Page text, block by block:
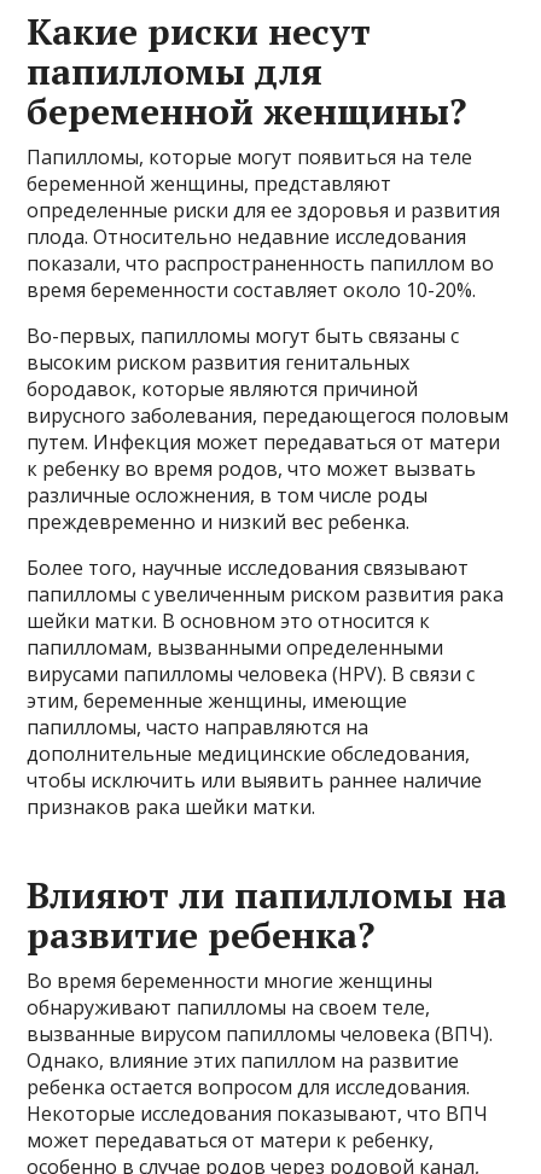
Какие риски несут
папилломы для
беременной женщины?
Папилломы, которые могут появиться на теле
беременной женщины, представляют
определенные риски для ее здоровья и развития
плода. Относительно недавние исследования
показали, что распространенность папиллом во
время беременности составляет около 10-20%.
Во-первых, папилломы могут быть связаны с
высоким риском развития генитальных
бородавок, которые являются причиной
вирусного заболевания, передающегося половым
путем. Инфекция может передаваться от матери
к ребенку во время родов, что может вызвать
различные осложнения, в том числе роды
преждевременно и низкий вес ребенка.
Более того, научные исследования связывают
папилломы с увеличенным риском развития рака
шейки матки. В основном это относится к
папилломам, вызванными определенными
вирусами папилломы человека (HPV). В связи с
этим, беременные женщины, имеющие
папилломы, часто направляются на
дополнительные медицинские обследования,
чтобы исключить или выявить раннее наличие
признаков рака шейки матки.
Влияют ли папилломы на
развитие ребенка?
Во время беременности многие женщины
обнаруживают папилломы на своем теле,
вызванные вирусом папилломы человека (ВПЧ).
Однако, влияние этих папиллом на развитие
ребенка остается вопросом для исследования.
Некоторые исследования показывают, что ВПЧ
может передаваться от матери к ребенку,
особенно в случае родов через родовой канал,